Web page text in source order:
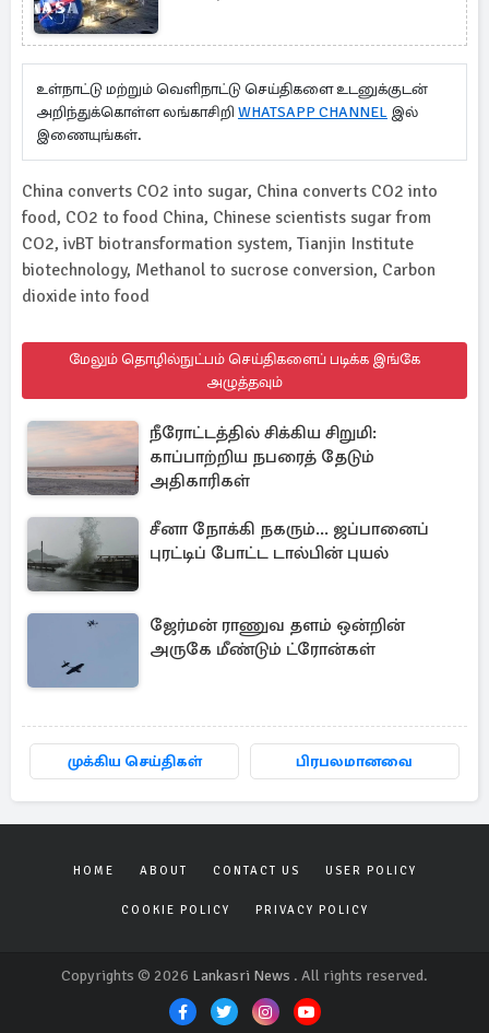
உள்நாட்டு மற்றும் வெளிநாட்டு செய்திகளை உடனுக்குடன்
அறிந்துக்கொள்ள லங்காசிறி WHATSAPP CHANNEL இல்
இணையுங்கள்.
China converts CO2 into sugar, China converts CO2 into
food, CO2 to food China, Chinese scientists sugar from
CO2, ivBT biotransformation system, Tianjin Institute
biotechnology, Methanol to sucrose conversion, Carbon
dioxide into food
மேலும் தொழில்நுட்பம் செய்திகளைப் படிக்க இங்கே
அழுத்தவும்
நீரோட்டத்தில் சிக்கிய சிறுமி:
காப்பாற்றிய நபரைத் தேடும்
அதிகாரிகள்
சீனா நோக்கி நகரும்... ஜப்பானைப்
புரட்டிப் போட்ட டால்பின் புயல்
ஜேர்மன் ராணுவ தளம் ஒன்றின்
அருகே மீண்டும் ட்ரோன்கள்
முக்கிய செய்திகள் பிரபலமானவை
HOME ABOUT CONTACT US USER POLICY
COOKIE POLICY PRIVACY POLICY
Copyrights © 2026 Lankasri News . All rights reserved.